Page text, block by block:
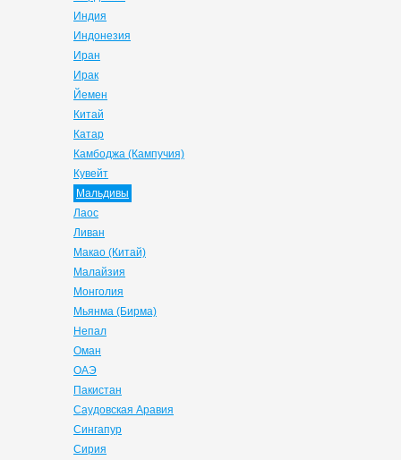
Индия
Индонезия
Иран
Ирак
Йемен
Китай
Катар
Камбоджа (Кампучия)
Кувейт
Мальдивы
Лаос
Ливан
Макао (Китай)
Малайзия
Монголия
Мьянма (Бирма)
Непал
Оман
ОАЭ
Пакистан
Саудовская Аравия
Сингапур
Сирия